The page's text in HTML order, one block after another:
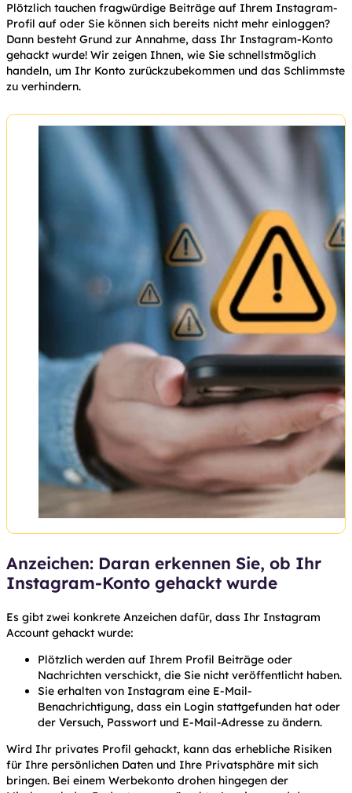
Plötzlich tauchen fragwürdige Beiträge auf Ihrem Instagram-
Profil auf oder Sie können sich bereits nicht mehr einloggen?
Dann besteht Grund zur Annahme, dass Ihr Instagram-Konto
gehackt wurde! Wir zeigen Ihnen, wie Sie schnellstmöglich
handeln, um Ihr Konto zurückzubekommen und das Schlimmste
zu verhindern.
Anzeichen: Daran erkennen Sie, ob Ihr
Instagram-Konto gehackt wurde
Es gibt zwei konkrete Anzeichen dafür, dass Ihr Instagram
Account gehackt wurde:
Plötzlich werden auf Ihrem Profil Beiträge oder
Nachrichten verschickt, die Sie nicht veröffentlicht haben.
Sie erhalten von Instagram eine E-Mail-
Benachrichtigung, dass ein Login stattgefunden hat oder
der Versuch, Passwort und E-Mail-Adresse zu ändern.
Wird Ihr privates Profil gehackt, kann das erhebliche Risiken
für Ihre persönlichen Daten und Ihre Privatsphäre mit sich
bringen. Bei einem Werbekonto drohen hingegen der